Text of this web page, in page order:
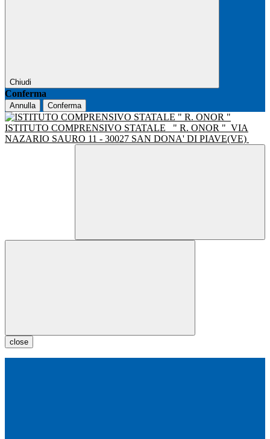
Chiudi
Conferma
Annulla Conferma
ISTITUTO COMPRENSIVO STATALE " R. ONOR " VIA
NAZARIO SAURO 11 - 30027 SAN DONA' DI PIAVE(VE)
close